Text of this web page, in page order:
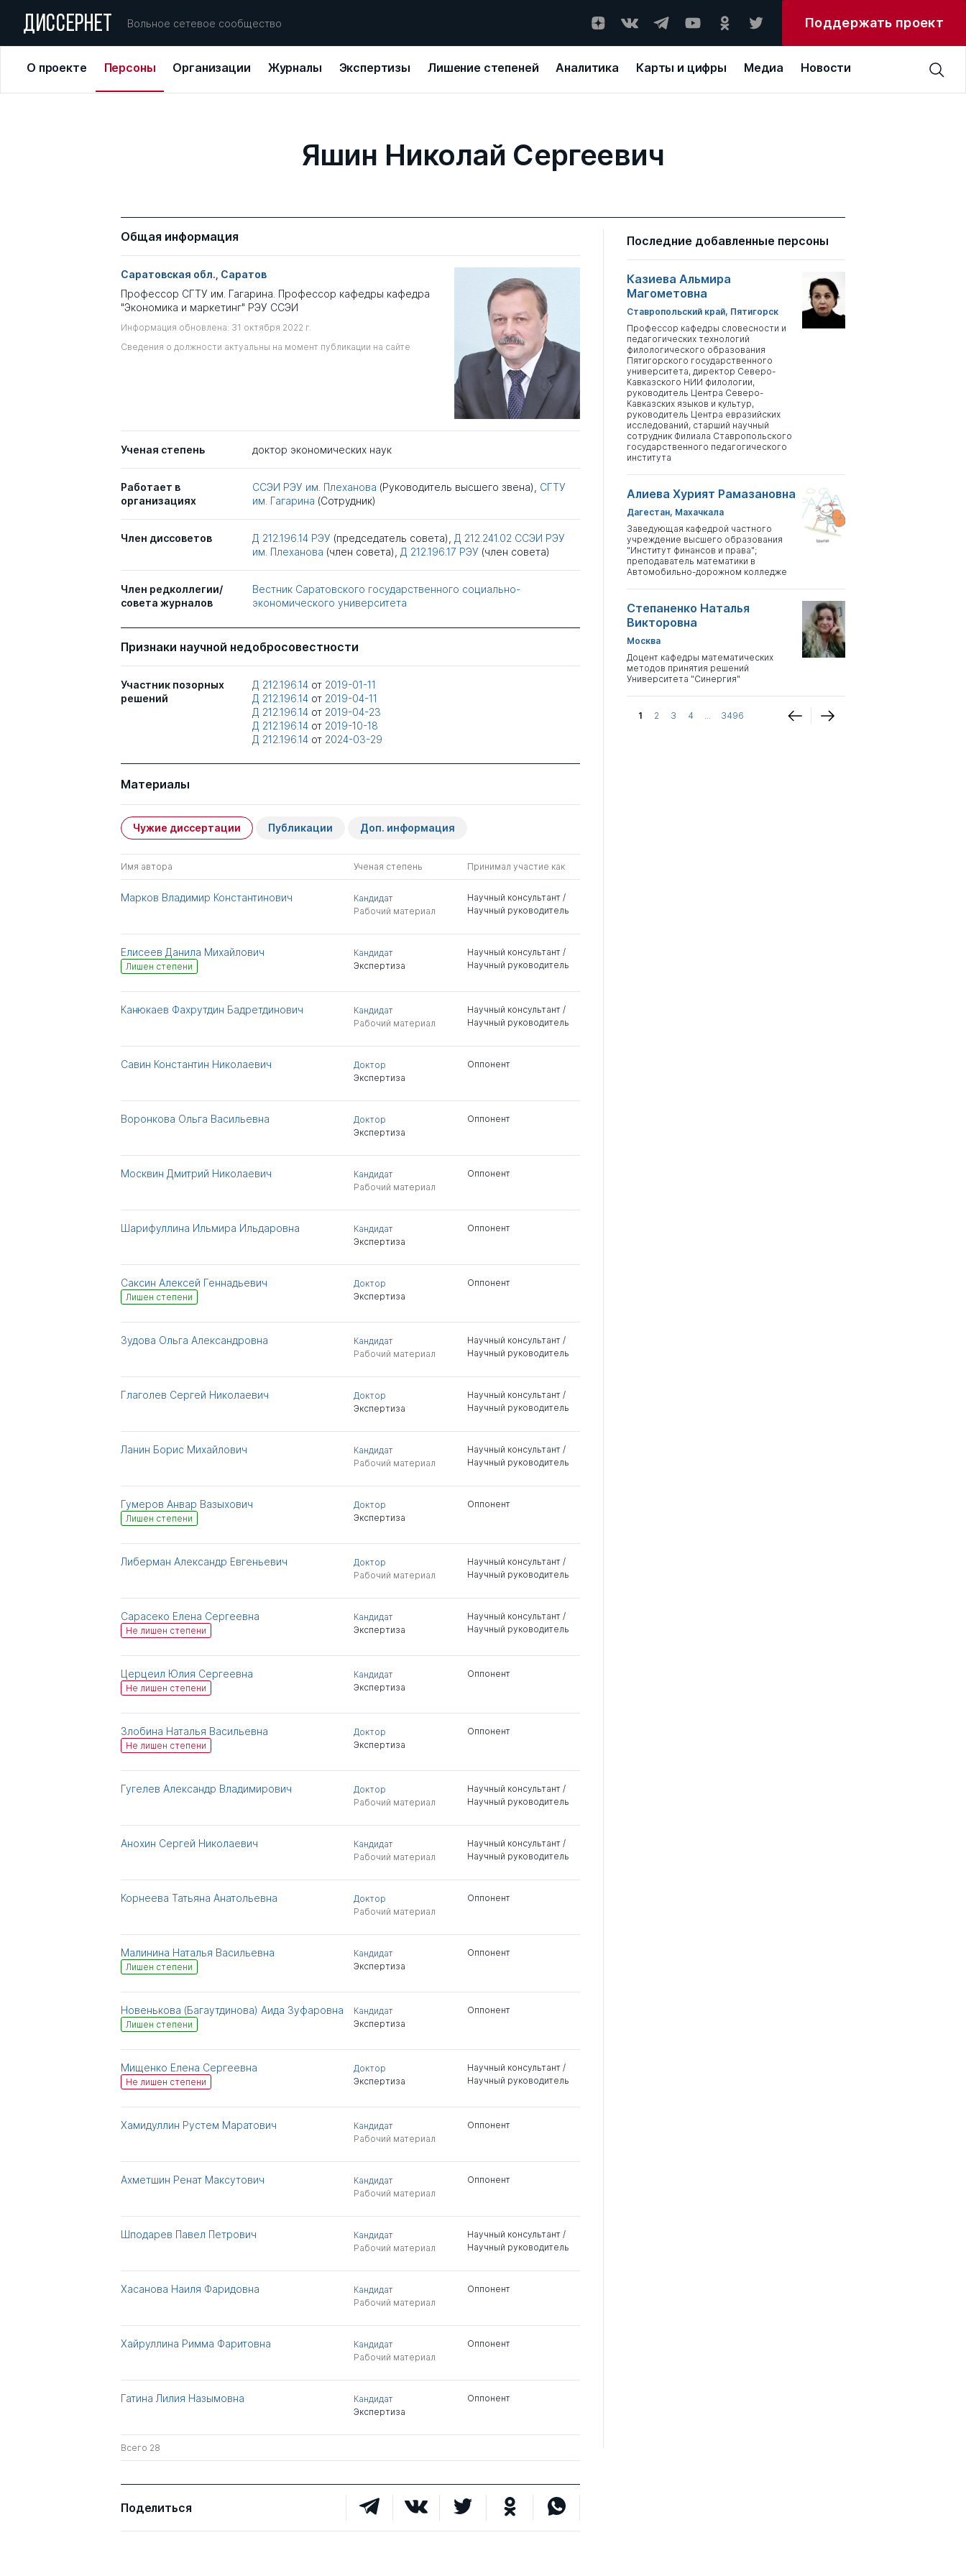
ДИССЕРНЕТ Вольное сетевое сообщество Поддержать проект
О проекте Персоны Организации Журналы Экспертизы Лишение степеней Аналитика Карты и цифры Медиа Новости
Яшин Николай Сергеевич
Общая информация
Саратовская обл., Саратов
Профессор СГТУ им. Гагарина. Профессор кафедры кафедра
"Экономика и маркетинг" РЭУ ССЭИ
Информация обновлена: 31 октября 2022 г.
Сведения о должности актуальны на момент публикации на сайте
Ученая степень доктор экономических наук
Работает в
организациях
ССЭИ РЭУ им. Плеханова (Руководитель высшего звена), СГТУ
им. Гагарина (Сотрудник)
Член диссоветов Д 212.196.14 РЭУ (председатель совета), Д 212.241.02 ССЭИ РЭУ
им. Плеханова (член совета), Д 212.196.17 РЭУ (член совета)
Член редколлегии/
совета журналов
Вестник Саратовского государственного социально-
экономического университета
Признаки научной недобросовестности
Участник позорных
решений
Д 212.196.14 от 2019-01-11
Д 212.196.14 от 2019-04-11
Д 212.196.14 от 2019-04-23
Д 212.196.14 от 2019-10-18
Д 212.196.14 от 2024-03-29
Материалы
Чужие диссертации Публикации Доп. информация
Имя автора Ученая степень Принимал участие как
Марков Владимир Константинович
Кандидат
Рабочий материал
Научный консультант /
Научный руководитель
Елисеев Данила Михайлович
Лишен степени
Кандидат
Экспертиза
Научный консультант /
Научный руководитель
Канюкаев Фахрутдин Бадретдинович
Кандидат
Рабочий материал
Научный консультант /
Научный руководитель
Савин Константин Николаевич
Доктор
Экспертиза
Оппонент
Воронкова Ольга Васильевна
Доктор
Экспертиза
Оппонент
Москвин Дмитрий Николаевич
Кандидат
Рабочий материал
Оппонент
Шарифуллина Ильмира Ильдаровна
Кандидат
Экспертиза
Оппонент
Саксин Алексей Геннадьевич
Лишен степени
Доктор
Экспертиза
Оппонент
Зудова Ольга Александровна
Кандидат
Рабочий материал
Научный консультант /
Научный руководитель
Глаголев Сергей Николаевич
Доктор
Экспертиза
Научный консультант /
Научный руководитель
Ланин Борис Михайлович
Кандидат
Рабочий материал
Научный консультант /
Научный руководитель
Гумеров Анвар Вазыхович
Лишен степени
Доктор
Экспертиза
Оппонент
Либерман Александр Евгеньевич
Доктор
Рабочий материал
Научный консультант /
Научный руководитель
Сарасеко Елена Сергеевна
Не лишен степени
Кандидат
Экспертиза
Научный консультант /
Научный руководитель
Церцеил Юлия Сергеевна
Не лишен степени
Кандидат
Экспертиза
Оппонент
Злобина Наталья Васильевна
Не лишен степени
Доктор
Экспертиза
Оппонент
Гугелев Александр Владимирович
Доктор
Рабочий материал
Научный консультант /
Научный руководитель
Анохин Сергей Николаевич
Кандидат
Рабочий материал
Научный консультант /
Научный руководитель
Корнеева Татьяна Анатольевна
Доктор
Рабочий материал
Оппонент
Малинина Наталья Васильевна
Лишен степени
Кандидат
Экспертиза
Оппонент
Новенькова (Багаутдинова) Аида Зуфаровна
Лишен степени
Кандидат
Экспертиза
Оппонент
Мищенко Елена Сергеевна
Не лишен степени
Доктор
Экспертиза
Научный консультант /
Научный руководитель
Хамидуллин Рустем Маратович
Кандидат
Рабочий материал
Оппонент
Ахметшин Ренат Максутович
Кандидат
Рабочий материал
Оппонент
Шподарев Павел Петрович
Кандидат
Рабочий материал
Научный консультант /
Научный руководитель
Хасанова Наиля Фаридовна
Кандидат
Рабочий материал
Оппонент
Хайруллина Римма Фаритовна
Кандидат
Рабочий материал
Оппонент
Гатина Лилия Назымовна
Кандидат
Экспертиза
Оппонент
Всего 28
Поделиться
Последние добавленные персоны
Казиева Альмира
Магометовна
Ставропольский край, Пятигорск
Профессор кафедры словесности и
педагогических технологий
филологического образования
Пятигорского государственного
университета, директор Северо-
Кавказского НИИ филологии,
руководитель Центра Северо-
Кавказских языков и культур,
руководитель Центра евразийских
исследований, старший научный
сотрудник Филиала Ставропольского
государственного педагогического
института
Алиева Хурият Рамазановна
Дагестан, Махачкала
Заведующая кафедрой частного
учреждение высшего образования
"Институт финансов и права";
преподаватель математики в
Автомобильно-дорожном колледже
Степаненко Наталья
Викторовна
Москва
Доцент кафедры математических
методов принятия решений
Университета "Синергия"
1 2 3 4 ... 3496